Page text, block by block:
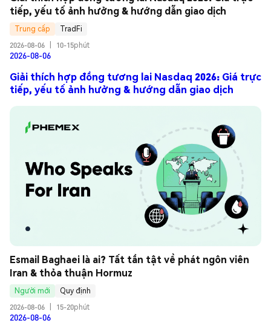
tiếp, yếu tố ảnh hưởng & hướng dẫn giao dịch
Trung cấp
TradFi
2026-08-06
10-15phút
2026-08-06
Giải thích hợp đồng tương lai Nasdaq 2026: Giá trực
tiếp, yếu tố ảnh hưởng & hướng dẫn giao dịch
Esmail Baghaei là ai? Tất tần tật về phát ngôn viên
Iran & thỏa thuận Hormuz
Người mới
Quy định
2026-08-06
15-20phút
2026-08-06